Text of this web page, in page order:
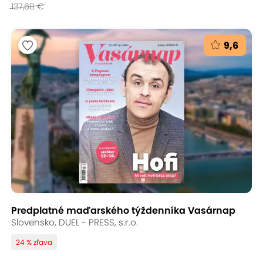
137,68 €
9,6
Predplatné maďarského týždenníka Vasárnap
Slovensko, DUEL - PRESS, s.r.o.
24 % zľava